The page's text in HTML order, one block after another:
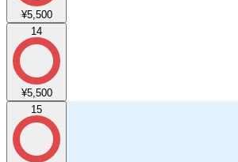
¥5,500
14
¥5,500
15